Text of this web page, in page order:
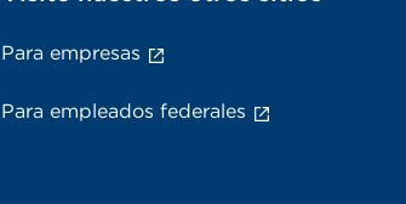
Para empresas
Para empleados federales